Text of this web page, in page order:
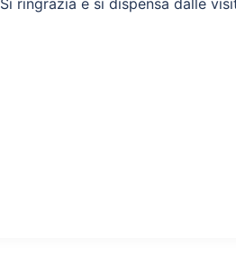
Si ringrazia e si dispensa dalle